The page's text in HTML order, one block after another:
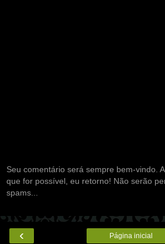
Seu comentário será sempre bem-vindo.
que for possível, eu retorno! Não serão
spams...
‹ Página inicial